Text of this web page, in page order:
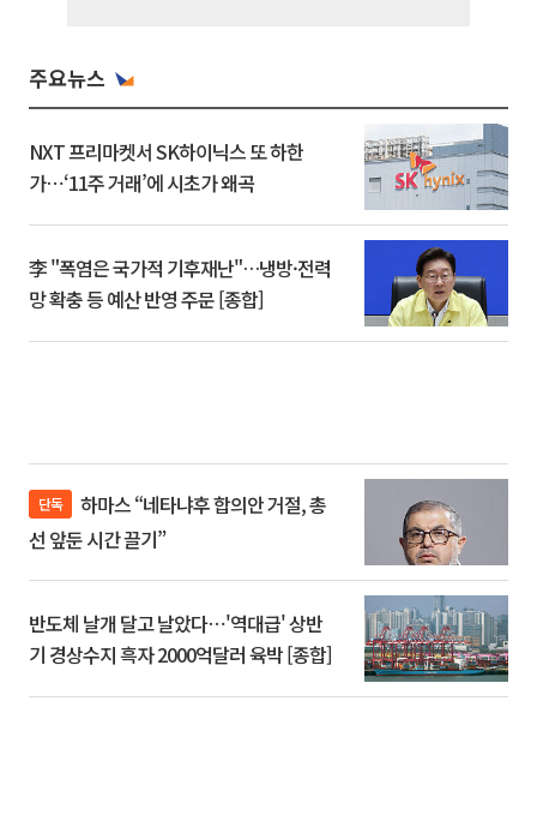
주요뉴스
NXT 프리마켓서 SK하이닉스 또 하한
가⋯‘11주 거래’에 시초가 왜곡
李 "폭염은 국가적 기후재난"…냉방·전력
망 확충 등 예산 반영 주문 [종합]
단독
선 앞둔 시간 끌기”
반도체 날개 달고 날았다⋯'역대급' 상반
기 경상수지 흑자 2000억달러 육박 [종합]